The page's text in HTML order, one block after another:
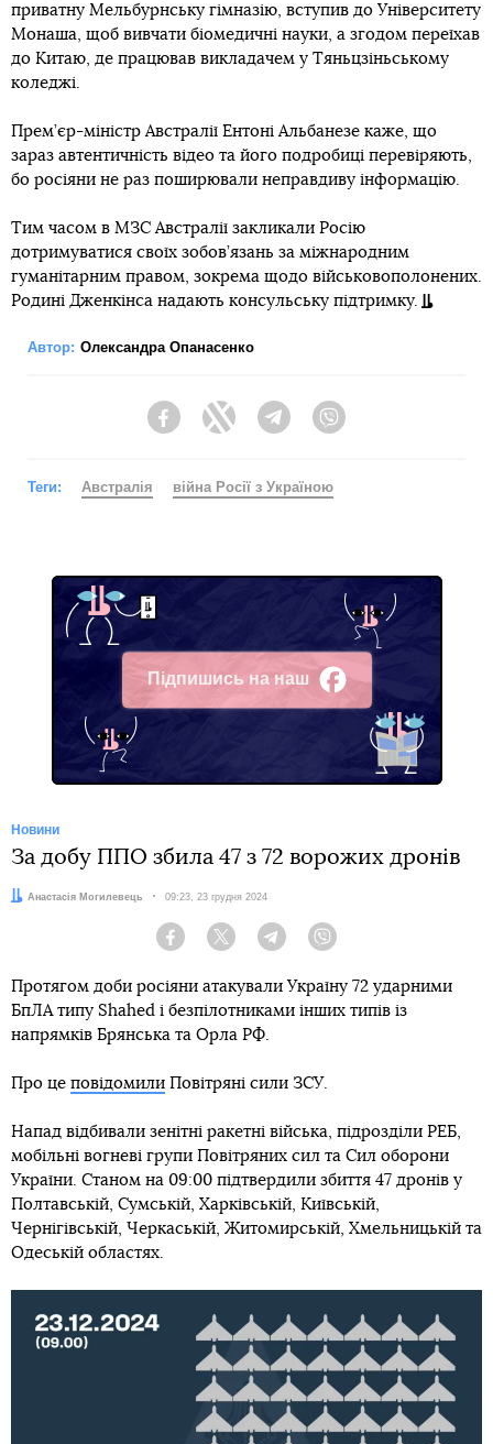
приватну Мельбурнську гімназію, вступив до Університету
Монаша, щоб вивчати біомедичні науки, а згодом переїхав
до Китаю, де працював викладачем у Тяньцзіньському
коледжі.
Прем’єр-міністр Австралії Ентоні Альбанезе каже, що
зараз автентичність відео та його подробиці перевіряють,
бо росіяни не раз поширювали неправдиву інформацію.
Тим часом в МЗС Австралії закликали Росію
дотримуватися своїх зобов’язань за міжнародним
гуманітарним правом, зокрема щодо військовополонених.
Родині Дженкінса надають консульську підтримку.
Автор: Олександра Опанасенко
FacebookTwitter Telegram
Теги: Австралія війна Росії з Україною
Підпишись на наш
Facebook
Новини
За добу ППО збила 47 з 72 ворожих дронів
Автор:
Анастасія Могилевець Дата:
09:23, 23 грудня 2024
Facebook Twitter Telegram
Протягом доби росіяни атакували Україну 72 ударними
БпЛА типу Shahed і безпілотниками інших типів із
напрямків Брянська та Орла РФ.
Про це повідомили Повітряні сили ЗСУ.
Напад відбивали зенітні ракетні війська, підрозділи РЕБ,
мобільні вогневі групи Повітряних сил та Сил оборони
України. Станом на 09:00 підтвердили збиття 47 дронів у
Полтавській, Сумській, Харківській, Київській,
Чернігівській, Черкаській, Житомирській, Хмельницькій та
Одеській областях.